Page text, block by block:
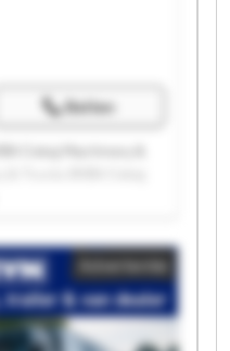
Bellen
Machinery & Trucks
Machinery & Trucks
BVBA Cekaj
Machinery & Trucks
BVBA Cekaj
Machinery & Trucks
Advertentie